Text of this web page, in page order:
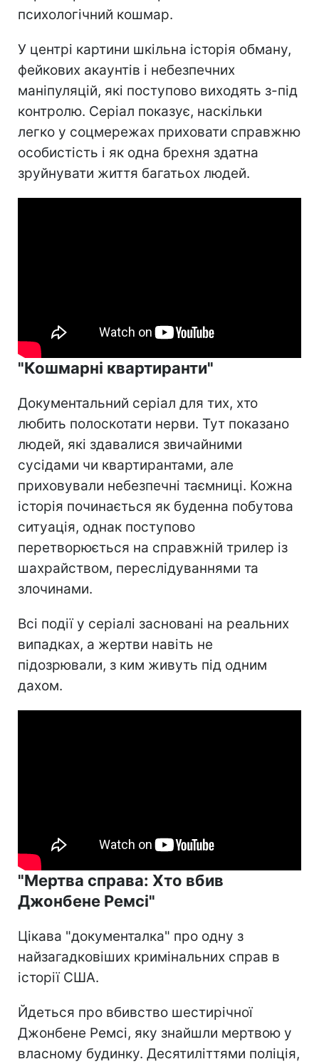
психологічний кошмар.
У центрі картини шкільна історія обману,
фейкових акаунтів і небезпечних
маніпуляцій, які поступово виходять з-під
контролю. Серіал показує, наскільки
легко у соцмережах приховати справжню
особистість і як одна брехня здатна
зруйнувати життя багатьох людей.
"Кошмарні квартиранти"
Документальний серіал для тих, хто
любить полоскотати нерви. Тут показано
людей, які здавалися звичайними
сусідами чи квартирантами, але
приховували небезпечні таємниці. Кожна
історія починається як буденна побутова
ситуація, однак поступово
перетворюється на справжній трилер із
шахрайством, переслідуваннями та
злочинами.
Всі події у серіалі засновані на реальних
випадках, а жертви навіть не
підозрювали, з ким живуть під одним
дахом.
"Мертва справа: Хто вбив
Джонбене Ремсі"
Цікава "документалка" про одну з
найзагадковіших кримінальних справ в
історії США.
Йдеться про вбивство шестирічної
Джонбене Ремсі, яку знайшли мертвою у
власному будинку. Десятиліттями поліція,